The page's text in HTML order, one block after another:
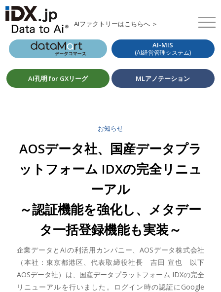
AIファクトリーはこちらへ ＞
AI-MIS
(AI経営管理システム)
AI孔明 for GXリーグ MLアノテーション
お知らせ
AOSデータ社、国産データプラ
ットフォーム IDXの完全リニュ
ーアル
～認証機能を強化し、メタデー
タ一括登録機能も実装～
企業データとAIの利活用カンパニー、AOSデータ株式会社
（本社：東京都港区、代表取締役社長 吉田 宣也 以下
AOSデータ社）は、国産データプラットフォーム IDXの完全
リニューアルを行いました。ログイン時の認証にGoogle